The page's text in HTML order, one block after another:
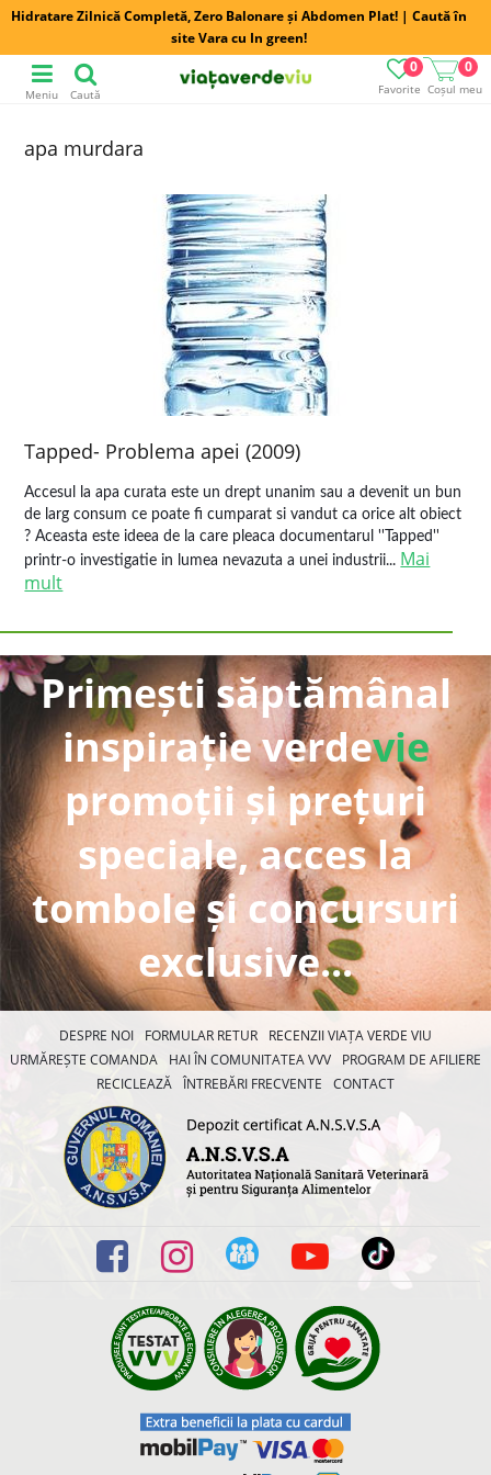
Hidratare Zilnică Completă, Zero Balonare și Abdomen Plat! | Caută în
site Vara cu In green!
Favorite
0
Coșul meu
0
Meniu Caută
apa murdara
Tapped- Problema apei (2009)
Accesul la apa curata este un drept unanim sau a devenit un bun
de larg consum ce poate fi cumparat si vandut ca orice alt obiect
? Aceasta este ideea de la care pleaca documentarul ''Tapped''
printr-o investigatie in lumea nevazuta a unei industrii... Mai
mult
Primești săptămânal
inspirație verdevie
promoții și prețuri
speciale, acces la
tombole și concursuri
exclusive...
DESPRE NOI FORMULAR RETUR
RECENZII VIAȚA VERDE VIU
URMĂREȘTE COMANDA
HAI ÎN COMUNITATEA VVV
PROGRAM DE AFILIERE
RECICLEAZĂ ÎNTREBĂRI FRECVENTE CONTACT